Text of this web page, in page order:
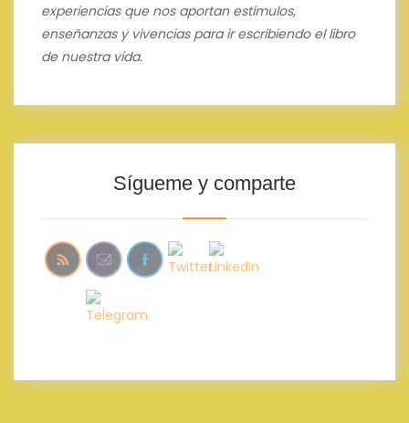
experiencias que nos aportan estímulos,
enseñanzas y vivencias para ir escribiendo el libro
de nuestra vida.
Sígueme y comparte